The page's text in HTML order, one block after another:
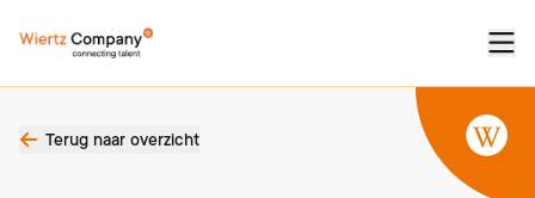
Terug naar overzicht